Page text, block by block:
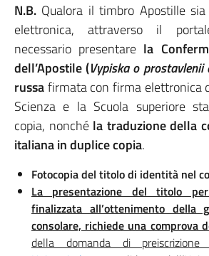
N.B. Qualora il timbro Apostille
elettronica, attraverso il
necessario presentare la
dell’Apostile(Vypiska o prostavlenii
russafirmata con firma elettronica
Scienza e la Scuola superiore
copia, nonché la traduzione della
italiana in duplice copia.
Fotocopia del titolo di identità nel
La presentazione del titolo
finalizzata all’ottenimento della
consolare, richiede una comprova
della domanda di